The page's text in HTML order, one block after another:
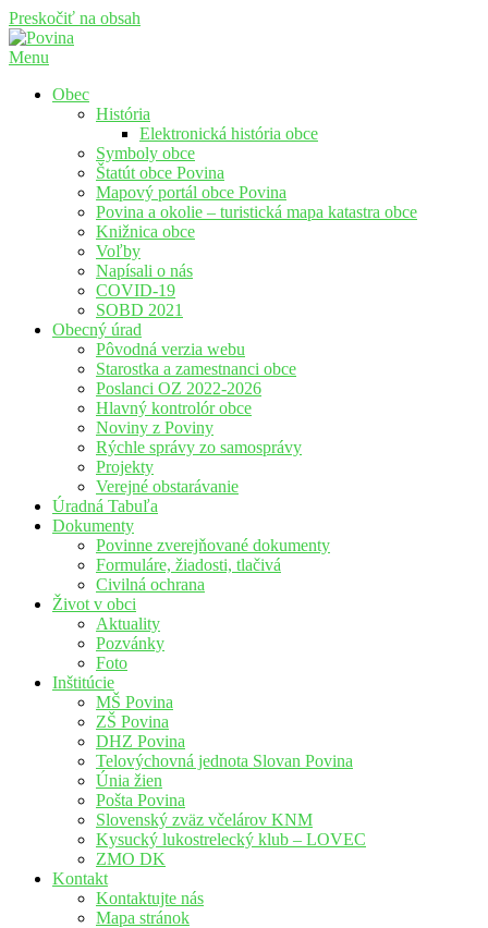
Preskočiť na obsah
Menu
Obec
História
Elektronická história obce
Symboly obce
Štatút obce Povina
Mapový portál obce Povina
Povina a okolie – turistická mapa katastra obce
Knižnica obce
Voľby
Napísali o nás
COVID-19
SOBD 2021
Obecný úrad
Pôvodná verzia webu
Starostka a zamestnanci obce
Poslanci OZ 2022-2026
Hlavný kontrolór obce
Noviny z Poviny
Rýchle správy zo samosprávy
Projekty
Verejné obstarávanie
Úradná Tabuľa
Dokumenty
Povinne zverejňované dokumenty
Formuláre, žiadosti, tlačivá
Civilná ochrana
Život v obci
Aktuality
Pozvánky
Foto
Inštitúcie
MŠ Povina
ZŠ Povina
DHZ Povina
Telovýchovná jednota Slovan Povina
Únia žien
Pošta Povina
Slovenský zväz včelárov KNM
Kysucký lukostrelecký klub – LOVEC
ZMO DK
Kontakt
Kontaktujte nás
Mapa stránok